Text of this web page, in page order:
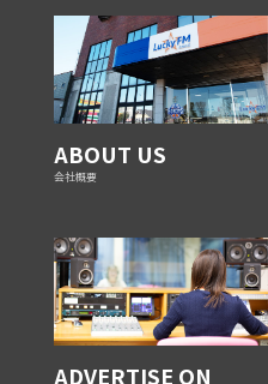
ABOUT US
会社概要
ADVERTISE ON